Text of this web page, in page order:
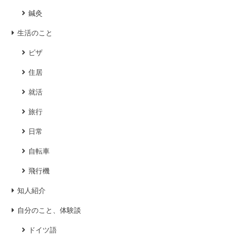
鍼灸
生活のこと
ビザ
住居
就活
旅行
日常
自転車
飛行機
知人紹介
自分のこと、体験談
ドイツ語